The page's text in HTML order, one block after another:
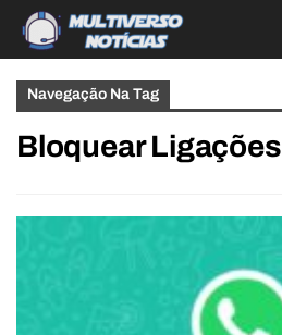
Navegação Na Tag
Bloquear Ligações